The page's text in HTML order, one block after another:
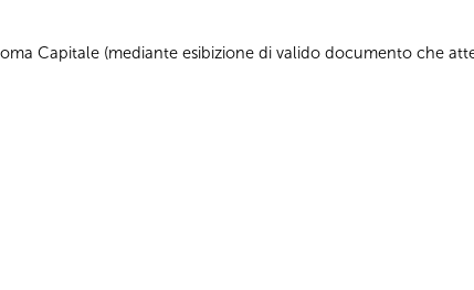
Capitale (mediante esibizione di valido documento che